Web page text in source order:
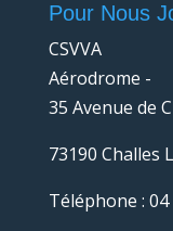
Pour Nous
CSVVA
Aérodrome -
35 Avenue de
73190 Challes
Téléphone : 04